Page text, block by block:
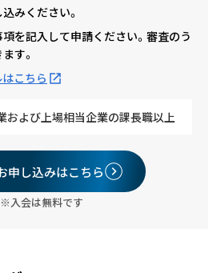
みください。
を記入して申請ください。審査のう
す。
こちら
および上場相当企業の課長職以上
申し込みはこちら
※入会は無料です